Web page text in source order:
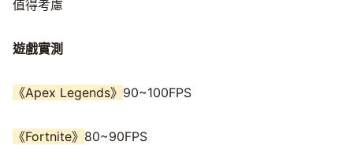
值得考慮
遊戲實測
《Apex Legends》 90~100FPS
《Fortnite》 80~90FPS